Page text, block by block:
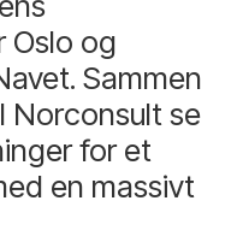
Oslo og
Sammen
Norconsult se
for et
en massivt